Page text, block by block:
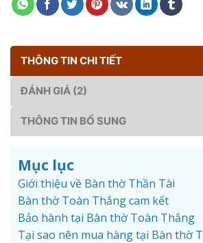
THÔNG TIN CHI TIẾT
ĐÁNH GIÁ (2)
THÔNG TIN BỔ SUNG
Mục lục
Giới thiệu về Bàn thờ Thần Tài
Bàn thờ Toàn Thắng cam kết
Bảo hành tại Bàn thờ Toàn Thắng
Tại sao nên mua hàng tại Bàn thờ